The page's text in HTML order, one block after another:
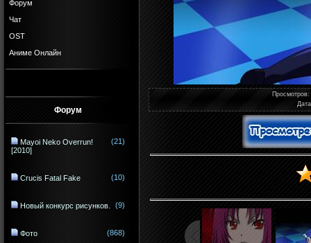
Форум
Чат
OST
Аниме Онлайн
Форум
Mayoi Neko Overrun!
[2010]
(21)
Crucis Fatal Fake (10)
Новый конкурс рисунков. (9)
Фото (868)
Просмотров:
Дата